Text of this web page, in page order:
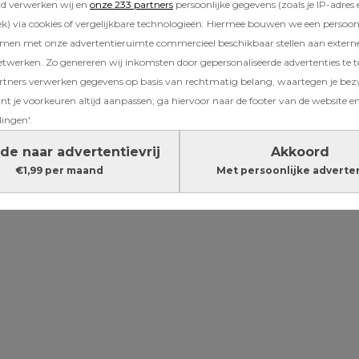
verwerken wij en onze 233 partners persoonlijke gegevens (zoals je IP-adres
via cookies of vergelijkbare technologieën. Hiermee bouwen we een
met onze advertentieruimte commercieel beschikbaar stellen aan
Zo genereren wij inkomsten door gepersonaliseerde advertenties te
verwerken gegevens op basis van rechtmatig belang, waartegen je
je voorkeuren altijd aanpassen; ga hiervoor naar de footer van de website
naar advertentievrij
€1,99 per maand
Akkoord
Met persoonlijke
LIFE Lagoon Princess hotel op het Griekse
gloednieuw en superdeluxe. Het ligt pal aan
vanaf je terras ook zo het zwembad in. Ook
beachvolleyballen en nog vele andere
ontspannen kan in de wellness.
Lees verder onder de advertentie